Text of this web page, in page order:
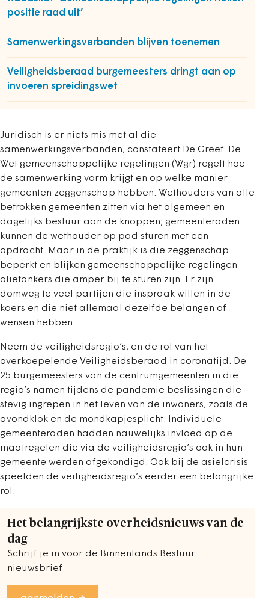
positie raad uit’
Samenwerkingsverbanden blijven toenemen
Veiligheidsberaad burgemeesters dringt aan op
invoeren spreidingswet
Juridisch is er niets mis met al die
samenwerkingsverbanden, constateert De Greef. De
Wet gemeenschappelijke regelingen (Wgr) regelt hoe
de samenwerking vorm krijgt en op welke manier
gemeenten zeggenschap hebben. Wethouders van alle
betrokken gemeenten zitten via het algemeen en
dagelijks bestuur aan de knoppen; gemeenteraden
kunnen de wethouder op pad sturen met een
opdracht. Maar in de praktijk is die zeggenschap
beperkt en blijken gemeenschappelijke regelingen
olietankers die amper bij te sturen zijn. Er zijn
domweg te veel partijen die inspraak willen in de
koers en die niet allemaal dezelfde belangen of
wensen hebben.
Neem de veiligheidsregio’s, en de rol van het
overkoepelende Veiligheidsberaad in coronatijd. De
25 burgemeesters van de centrumgemeenten in die
regio’s namen tijdens de pandemie beslissingen die
stevig ingrepen in het leven van de inwoners, zoals de
avondklok en de mondkapjesplicht. Individuele
gemeenteraden hadden nauwelijks invloed op de
maatregelen die via de veiligheidsregio’s ook in hun
gemeente werden afgekondigd. Ook bij de asielcrisis
speelden de veiligheidsregio’s eerder een belangrijke
rol.
Het belangrijkste overheidsnieuws van de
dag
Schrijf je in voor de Binnenlands Bestuur
nieuwsbrief